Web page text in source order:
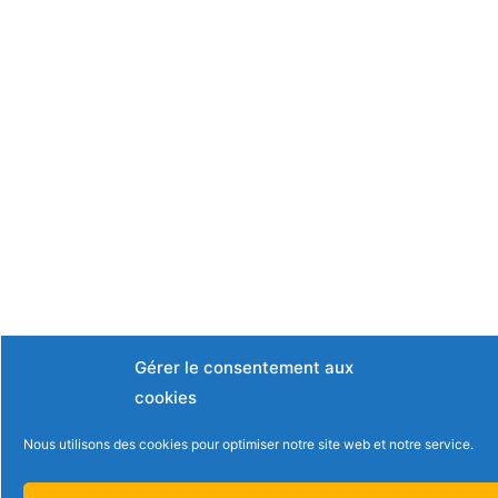
Gérer le consentement aux
cookies
Nous utilisons des cookies pour optimiser notre site web et notre service.